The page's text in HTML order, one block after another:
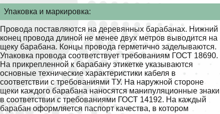
Упаковка и маркировка:
Провода поставляются на деревянных барабанах. Нижний
конец провода длиной не менее двух метров выводится на
щеку барабана. Концы провода герметично заделываются.
Упаковка провода соответствует требованиям ГОСТ 18690.
На прикрепленной к барабану этикетке указываются
основные технические характеристики кабеля в
соответствии с требованиями ТУ. На наружной стороне
щеки каждого барабана наносятся манипуляционные знаки
в соответствии с требованиями ГОСТ 14192. На каждый
барабан оформляется паспорт качества, в котором